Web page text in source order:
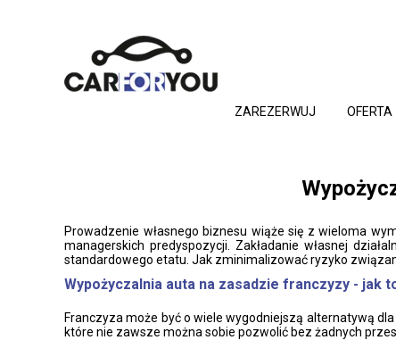
ZAREZERWUJ OFERTA
Prowadzenie własnego biznesu wiąże się z wieloma
managerskich predyspozycji. Zakładanie własnej
standardowego etatu. Jak zminimalizować ryzyko
Wypożyczalnia auta na zasadzie franczyzy - jak
Franczyza może być o wiele wygodniejszą alternatywą
które nie zawsze można sobie pozwolić bez żadnych